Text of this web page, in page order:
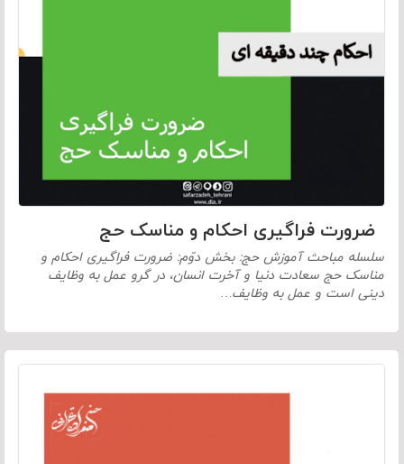
ضرورت فراگیری احکام و مناسک حج
سلسله مباحث آموزش حج: بخش دوّم: ضرورت فراگیری احکام و
مناسک حج سعادت دنیا و آخرت انسان، در گرو عمل به وظایف
دینی است و عمل به وظایف…